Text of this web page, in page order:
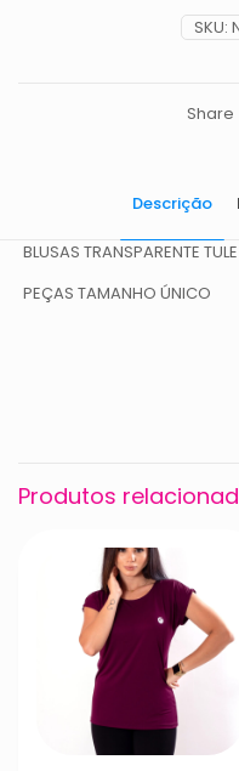
SKU:
Share
Descrição
BLUSAS TRANSPARENTE TULE
PEÇAS TAMANHO ÚNICO
Produtos